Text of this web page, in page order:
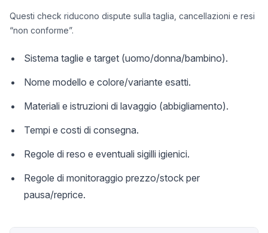
Questi check riducono dispute sulla taglia, cancellazioni e resi
“non conforme”.
Sistema taglie e target (uomo/donna/bambino).
Nome modello e colore/variante esatti.
Materiali e istruzioni di lavaggio (abbigliamento).
Tempi e costi di consegna.
Regole di reso e eventuali sigilli igienici.
Regole di monitoraggio prezzo/stock per
pausa/reprice.